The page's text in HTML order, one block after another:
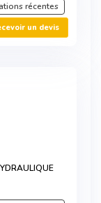
récentes
un devis